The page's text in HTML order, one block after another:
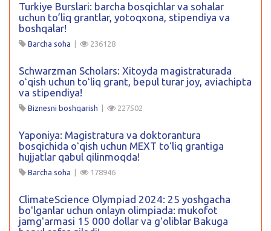
Turkiye Burslari: barcha bosqichlar va sohalar
uchun to’liq grantlar, yotoqxona, stipendiya va
boshqalar!
Barcha soha 236128
Schwarzman Scholars: Xitoyda magistraturada
oʻqish uchun toʻliq grant, bepul turar joy, aviachipta
va stipendiya!
Biznesni boshqarish 227502
Yaponiya: Magistratura va doktorantura
bosqichida oʻqish uchun MEXT toʻliq grantiga
hujjatlar qabul qilinmoqda!
Barcha soha 178946
ClimateScience Olympiad 2024: 25 yoshgacha
boʻlganlar uchun onlayn olimpiada: mukofot
jamgʻarmasi 15 000 dollar va gʻoliblar Bakuga